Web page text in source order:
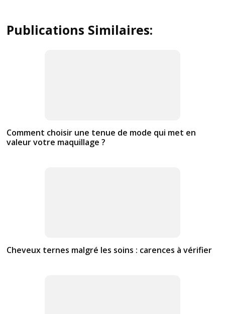
Publications Similaires:
Comment choisir une tenue de mode qui met en
valeur votre maquillage ?
Cheveux ternes malgré les soins : carences à vérifier